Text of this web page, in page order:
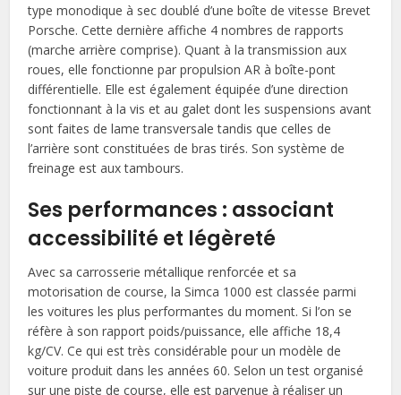
type monodique à sec doublé d’une boîte de vitesse Brevet
Porsche. Cette dernière affiche 4 nombres de rapports
(marche arrière comprise). Quant à la transmission aux
roues, elle fonctionne par propulsion AR à boîte-pont
différentielle. Elle est également équipée d’une direction
fonctionnant à la vis et au galet dont les suspensions avant
sont faites de lame transversale tandis que celles de
l’arrière sont constituées de bras tirés. Son système de
freinage est aux tambours.
Ses performances : associant
accessibilité et légèreté
Avec sa carrosserie métallique renforcée et sa
motorisation de course, la Simca 1000 est classée parmi
les voitures les plus performantes du moment. Si l’on se
réfère à son rapport poids/puissance, elle affiche 18,4
kg/CV. Ce qui est très considérable pour un modèle de
voiture produit dans les années 60. Selon un test organisé
sur une piste de course, elle est parvenue à réaliser un